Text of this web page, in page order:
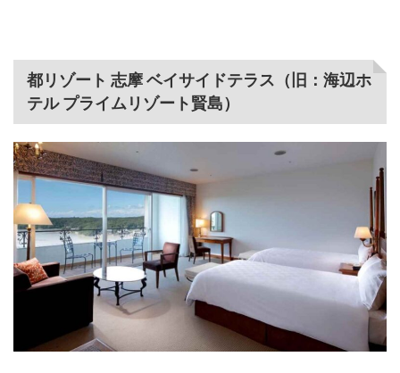
都リゾート 志摩 ベイサイドテラス（旧：海辺ホ
テル プライムリゾート賢島）